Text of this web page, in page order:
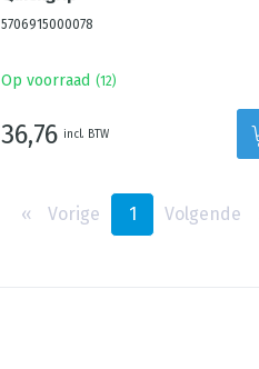
5706915000078
Op voorraad (12)
36,76 incl. BTW
‹‹ Vorige 1 Volgende